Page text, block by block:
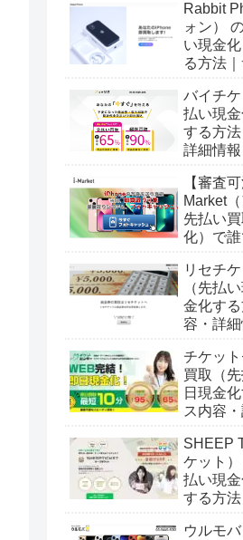
Rabbit
ォン）
い現金
る方法
バイチ
払い現
する方法
詳細情報
【審査
Market
先払い
化）で
とサー
リセチ
（先払
金化す
容・詳細
チケッ
買取（
日現金
ス内容
SHEEP
ケット
払い現
する方
ウルモ